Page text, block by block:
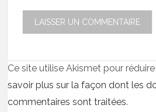
Ce site utilise Akismet pour
savoir plus sur la façon dont les
commentaires sont traitées.